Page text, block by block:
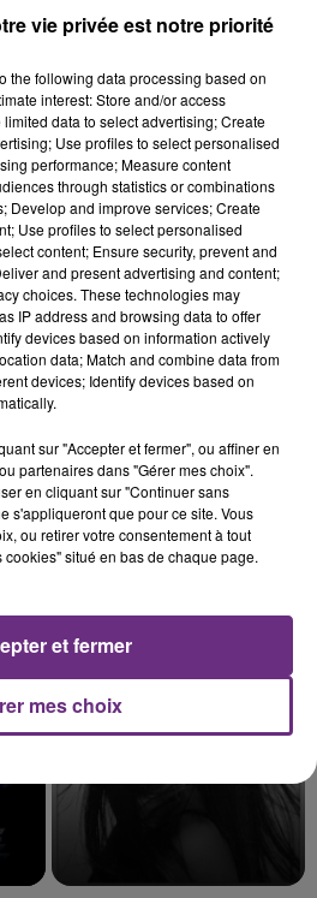
DE REIMS FERME
du centre-ville
est contraint de
0h40
0h40
FUGEES
Song)
vie privée est notre priorité
the following data processing based on
interest: Store and/or access
data to select advertising; Create
Use profiles to select personalised
performance; Measure content
through statistics or combinations
Develop and improve services; Create
Use profiles to select personalised
content; Ensure security, prevent and
and present advertising and content;
choices. These technologies may
IP address and browsing data to offer
devices based on information actively
data; Match and combine data from
devices; Identify devices based on
sur "Accepter et fermer", ou affiner en
partenaires dans "Gérer mes choix".
en cliquant sur "Continuer sans
s'appliqueront que pour ce site. Vous
ou retirer votre consentement à tout
situé en bas de chaque page.
mes choix
et fermer